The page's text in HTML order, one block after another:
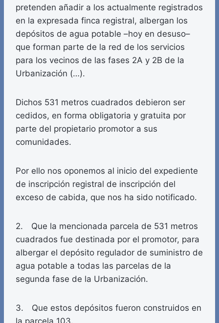
pretenden añadir a los actualmente registrados
en la expresada finca registral, albergan los
depósitos de agua potable –hoy en desuso–
que forman parte de la red de los servicios
para los vecinos de las fases 2A y 2B de la
Urbanización (…).
Dichos 531 metros cuadrados debieron ser
cedidos, en forma obligatoria y gratuita por
parte del propietario promotor a sus
comunidades.
Por ello nos oponemos al inicio del expediente
de inscripción registral de inscripción del
exceso de cabida, que nos ha sido notificado.
2. Que la mencionada parcela de 531 metros
cuadrados fue destinada por el promotor, para
albergar el depósito regulador de suministro de
agua potable a todas las parcelas de la
segunda fase de la Urbanización.
3. Que estos depósitos fueron construidos en